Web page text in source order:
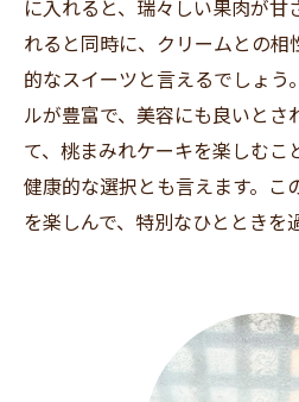
に入れると、瑞々しい果肉が甘
れると同時に、クリームとの
的なスイーツと言えるでしょう
ルが豊富で、美容にも良いとさ
て、桃まみれケーキを楽しむこ
健康的な選択とも言えます。こ
を楽しんで、特別なひとときを